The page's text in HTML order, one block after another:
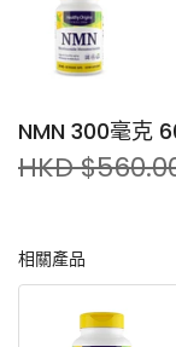
NMN 300毫克
HKD
每粒含300毫克
NAD+是人體一種
(precursor)，攝
相關產品